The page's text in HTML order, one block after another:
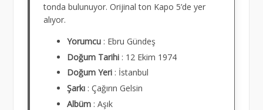
tonda bulunuyor. Orijinal ton Kapo 5’de yer
alıyor.
Yorumcu : Ebru Gündeş
Doğum Tarihi : 12 Ekim 1974
Doğum Yeri : İstanbul
Şarkı : Çağırın Gelsin
Albüm : Aşık